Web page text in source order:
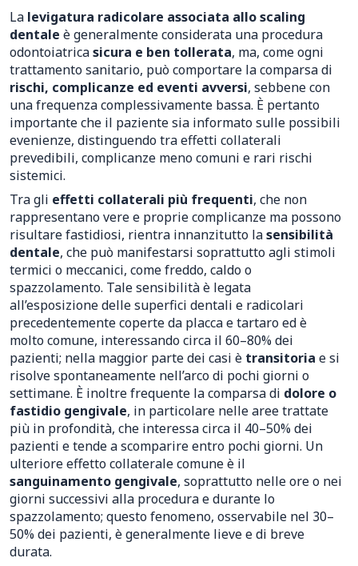
La levigatura radicolare associata allo scaling
dentale è generalmente considerata una procedura
odontoiatricasicura e ben tollerata, ma, come ogni
trattamento sanitario, può comportare la comparsa di
rischi, complicanze ed eventi avversi, sebbene con
una frequenza complessivamente bassa. È pertanto
importante che il paziente sia informato sulle possibili
evenienze, distinguendo tra effetti collaterali
prevedibili, complicanze meno comuni e rari rischi
sistemici.
Tra gli effetti collaterali più frequenti, che non
rappresentano vere e proprie complicanze ma possono
risultare fastidiosi, rientra innanzitutto lasensibilità
dentale, che può manifestarsi soprattutto agli stimoli
termici o meccanici, come freddo, caldo o
spazzolamento. Tale sensibilità è legata
all’esposizione delle superfici dentali e radicolari
precedentemente coperte da placca e tartaro ed è
molto comune, interessando circa il 60–80% dei
pazienti; nella maggior parte dei casi è transitoria e si
risolve spontaneamente nell’arco di pochi giorni o
settimane. È inoltre frequente la comparsa di dolore o
fastidio gengivale, in particolare nelle aree trattate
più in profondità, che interessa circa il 40–50% dei
pazienti e tende a scomparire entro pochi giorni. Un
ulteriore effetto collaterale comune è il
sanguinamento gengivale, soprattutto nelle ore o nei
giorni successivi alla procedura e durante lo
spazzolamento; questo fenomeno, osservabile nel 30–
50% dei pazienti, è generalmente lieve e di breve
durata.